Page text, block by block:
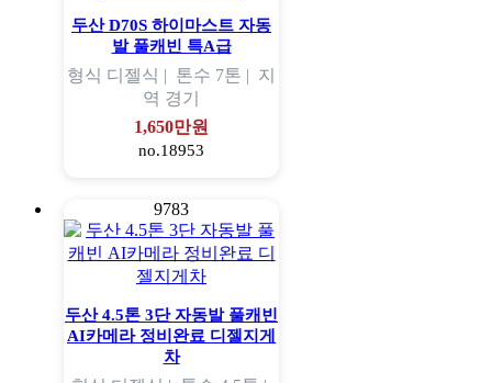
두산 D70S 하이마스트 자동
발 풀캐빈 특A급
형식 디젤식 | 톤수 7톤 | 지
역 경기
1,650만원
no.18953
9783
두산 4.5톤 3단 자동발 풀캐빈
AI카메라 정비완료 디젤지게
차